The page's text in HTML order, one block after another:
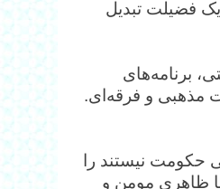
فضیلت تبدیل
برنامه‌های
مذهبی و فرقه‌ای.
حکومت نیستند را
ظاهری مومن و